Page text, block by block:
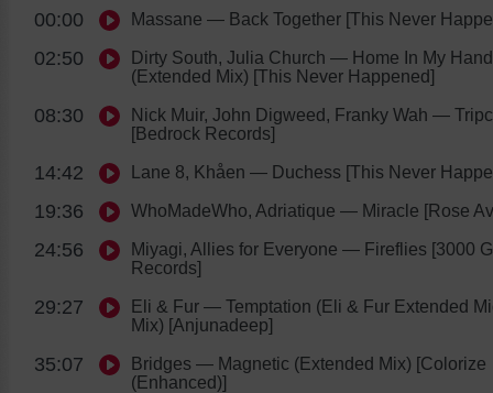
00:00 Massane — Back Together [This Never
02:50 Dirty South, Julia Church — Home In My Hand
(Extended Mix) [This Never Happened]
08:30 Nick Muir, John Digweed, Franky Wah —
[Bedrock Records]
14:42 Lane 8, Khåen — Duchess [This Never
19:36 WhoMadeWho, Adriatique — Miracle [Rose
24:56 Miyagi, Allies for Everyone — Fireflies [3000
Records]
29:27 Eli & Fur — Temptation (Eli & Fur Extended
Mix) [Anjunadeep]
35:07 Bridges — Magnetic (Extended Mix) [Colorize
(Enhanced)]